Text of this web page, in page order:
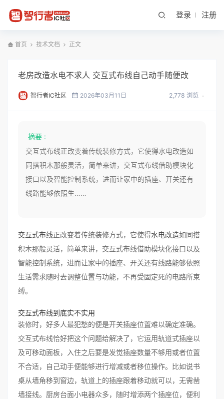
登录 注册
首页 技术文档 正文
老房改造水电不求人 交互式布线自己动手随便改
智行者IC社区 2026年03月11日 2,778 浏览
摘要 :
交互式布线正改变着传统装修方式，它使得水电改造如
同搭积木那般灵活，简单来讲，交互式布线借助模块化
接口以及智能控制系统，进而让家中的插座、开关还有
线路能够依照生……
交互式布线正改变着传统装修方式，它使得水电改造如同搭
积木那般灵活，简单来讲，交互式布线借助模块化接口以及
智能控制系统，进而让家中的插座、开关还有线路能够依照
生活需求随时去调整位置与功能，不再受固定死的电路所束
缚。
交互式布线到底实不实用
装修时，好多人最犯愁的便是开关插座位置难以确定准确。
交互式布线恰好把这个问题给解决了，它运用轨道式插座以
及可移动面板，入住之后要是发觉插座数量不够用或者位置
不合适，自己动手便能够进行增减或者移位操作。比如说书
桌从墙角移到窗边，轨道上的插座跟着移动就可以，无需凿
墙接线。厨房台面小电器众多，随时增添两个插座位，便利